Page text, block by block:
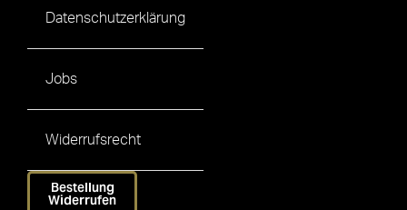
Datenschutzerklärung
Jobs
Widerrufsrecht
Bestellung
Widerrufen